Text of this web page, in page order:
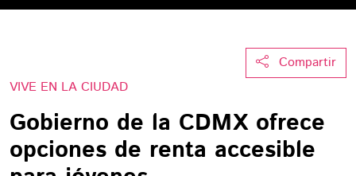
Compartir
VIVE EN LA CIUDAD
Gobierno de la CDMX ofrece
opciones de renta accesible